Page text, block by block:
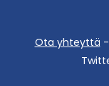
Ota yhteyttä -